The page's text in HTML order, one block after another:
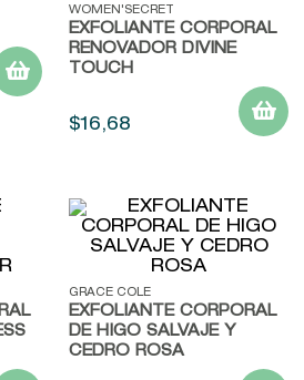
WOMEN'SECRET
EXFOLIANTE CORPORAL
RENOVADOR DIVINE
TOUCH
$16,68
GRACE COLE
EXFOLIANTE CORPORAL
DE HIGO SALVAJE Y
CEDRO ROSA